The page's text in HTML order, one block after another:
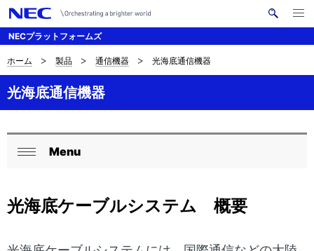
NECプラットフォームズ
メ
ニ
ナ
ビ
ゲ
ー
ン
サ
イ
現
在
位
ホーム 製品 通信機器 光海底通信機器
光海底通信機器
ロ
カる
Menu
光海底ケーブルシステム 概要